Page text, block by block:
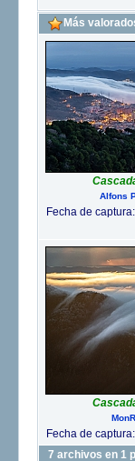
Más
Alfons
Fecha de
Fecha de
7 archivos en 1